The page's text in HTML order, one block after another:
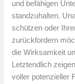
und befähigen
standzuhalten.
schützen oder
zurückfordern
die Wirksamkeit
Letztendlich
voller potenzieller